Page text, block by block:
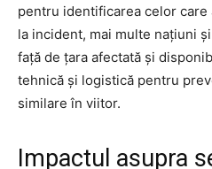
pentru identificarea celor care
la incident, mai multe națiuni
față de țara afectată și
tehnică și logistică pentru
similare în viitor.
Impactul asupra